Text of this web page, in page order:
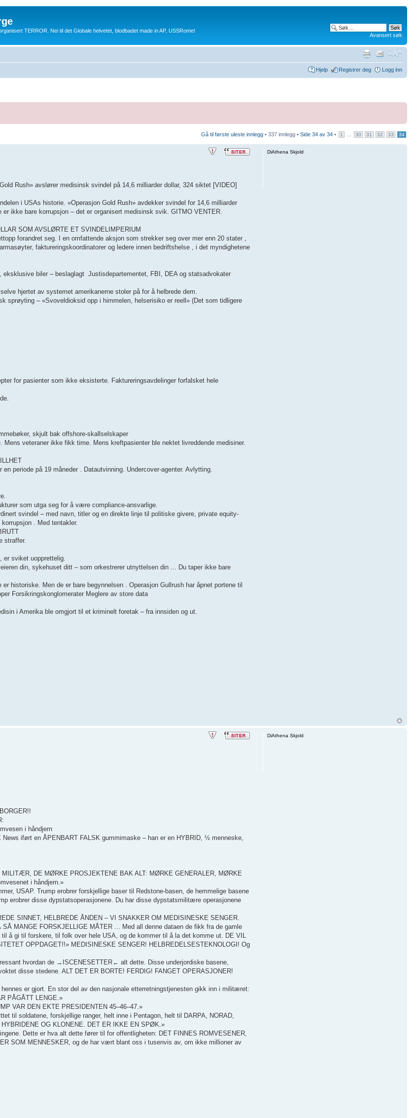
TERROR. Nei til det Globale helvetet, blodbadet made in AP, USSRome!
Avansert søk
Hjelp Registrer deg Logg inn
Gå til første uleste innlegg • 337 innlegg • Side 34 av 34 • 1 30 31 32 33 34
Rush» avslører medisinsk svindel på 14,6 milliarder dollar, 324 siktet [VIDEO]
i USAs historie. «Operasjon Gold Rush» avdekker svindel for 14,6 milliarder
ikke bare korrupsjon – det er organisert medisinsk svik. GITMO VENTER.
SOM AVSLØRTE ET SVINDELIMPERIUM
forandret seg. I en omfattende aksjon som strekker seg over mer enn 20 stater ,
faktureringskoordinatorer og ledere innen bedriftshelse , i det myndighetene
biler – beslaglagt ️ Justisdepartementet, FBI, DEA og statsadvokater
hjertet av systemet amerikanerne stoler på for å helbrede dem.
– «Svoveldioksid opp i himmelen, helserisiko er reell» (Det som tidligere
for pasienter som ikke eksisterte. Faktureringsavdelinger forfalsket hele
skjult bak offshore-skallselskaper
veteraner ikke fikk time. Mens kreftpasienter ble nektet livreddende medisiner.
periode på 19 måneder . Datautvinning. Undercover-agenter. Avlytting.
som utga seg for å være compliance-ansvarlige.
svindel – med navn, titler og en direkte linje til politiske givere, private equity-
. Med tentakler.
straffer.
sviket uopprettelig.
din, sykehuset ditt – som orkestrerer utnyttelsen din ... Du taper ikke bare
historiske. Men de er bare begynnelsen . Operasjon Gullrush har åpnet portene til
Forsikringskonglomerater Meglere av store data
i Amerika ble omgjort til et kriminelt foretak – fra innsiden og ut.
DiAthena Skjold
i håndjern
iført en ÅPENBART FALSK gummimaske – han er en HYBRID, ½ menneske,
DE MØRKE PROSJEKTENE BAK ALT: MØRKE GENERALER, MØRKE
i håndjern.»
USAP. Trump erobrer forskjellige baser til Redstone-basen, de hemmelige basene
erobrer disse dypstatsoperasjonene. Du har disse dypstatsmilitære operasjonene
SINNET, HELBREDE ÅNDEN – VI SNAKKER OM MEDISINESKE SENGER.
MANGE FORSKJELLIGE MÅTER ... Med all denne dataen de fikk fra de gamle
å gi til forskere, til folk over hele USA, og de kommer til å la det komme ut. DE VIL
OPPDAGET!!» MEDISINESKE SENGER! HELBREDELSESTEKNOLOGI! Og
hvordan de →ISCENESETTER← alt dette. Disse underjordiske basene,
disse stedene. ALT DET ER BORTE! FERDIG! FANGET OPERASJONER!
er gjort. En stor del av den nasjonale etterretningstjenesten gikk inn i militæret:
PÅGÅTT LENGE.»
VAR DEN EKTE PRESIDENTEN 45–46–47.»
til soldatene, forskjellige ranger, helt inne i Pentagon, helt til DARPA, NORAD,
OG KLONENE. DET ER IKKE EN SPØK.»
Dette er hva alt dette fører til for offentligheten: DET FINNES ROMVESENER,
SOM MENNESKER, og de har vært blant oss i tusenvis av, om ikke millioner av
DiAthena Skjold